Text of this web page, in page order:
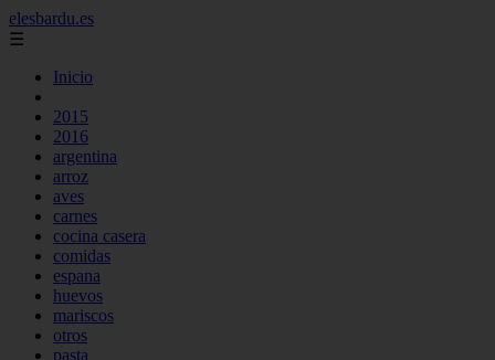
elesbardu.es
☰
Inicio
2015
2016
argentina
arroz
aves
carnes
cocina casera
comidas
espana
huevos
mariscos
otros
pasta